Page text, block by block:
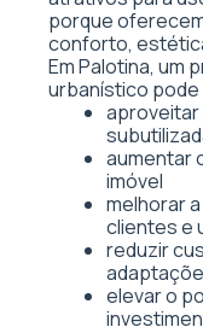
porque
conforto,
Em Palotina, um
urbanístico
aumentar
imóvel
melhorar
clientes e
reduzir
elevar o